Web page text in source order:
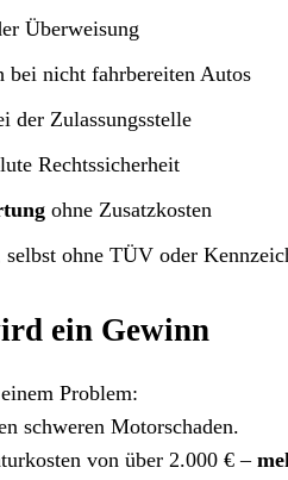
Überweisung
bei nicht fahrbereiten Autos
der Zulassungsstelle
Rechtssicherheit
ohne Zusatzkosten
selbst ohne TÜV oder
ein Gewinn
Problem:
schweren Motorschaden.
von über 2.000 € –